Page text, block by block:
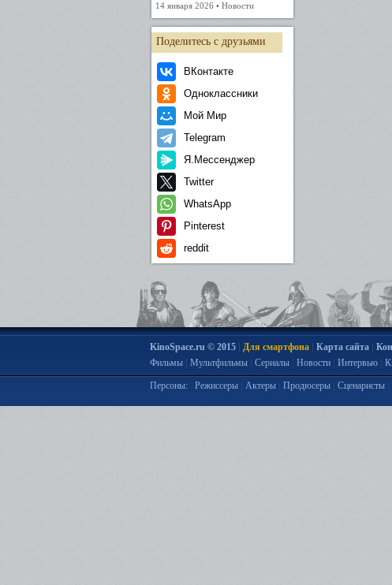
14 января 2026 • Новости
Поделитесь с друзьями
ВКонтакте
Одноклассники
Мой Мир
Telegram
Я.Мессенджер
Twitter
WhatsApp
Pinterest
reddit
KinoSpace.ru © 2015| Для смартфона| Карта сайта|
Фильмы| Мультфильмы| Сериалы| Новости| Интервью|
Персоны: Режиссеры| Актеры| Продюсеры| Сценаристы|